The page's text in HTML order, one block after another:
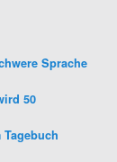
Sprache
50
Tagebuch